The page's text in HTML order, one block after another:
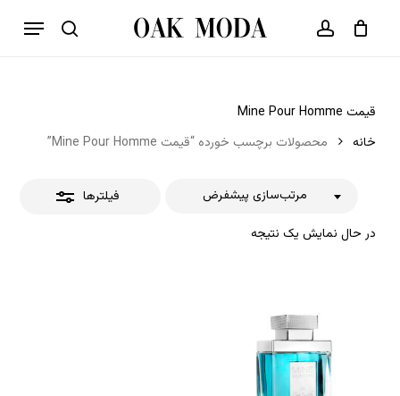
جستجو حساب کاربری
فهرست
سبد خرید بستن
قیمت Mine Pour Homme
خانه
محصولات برچسب خورده “قیمت Mine Pour Homme”
فیلترها
در حال نمایش یک نتیجه
مرتب‌سازی پیشفرض
بستن